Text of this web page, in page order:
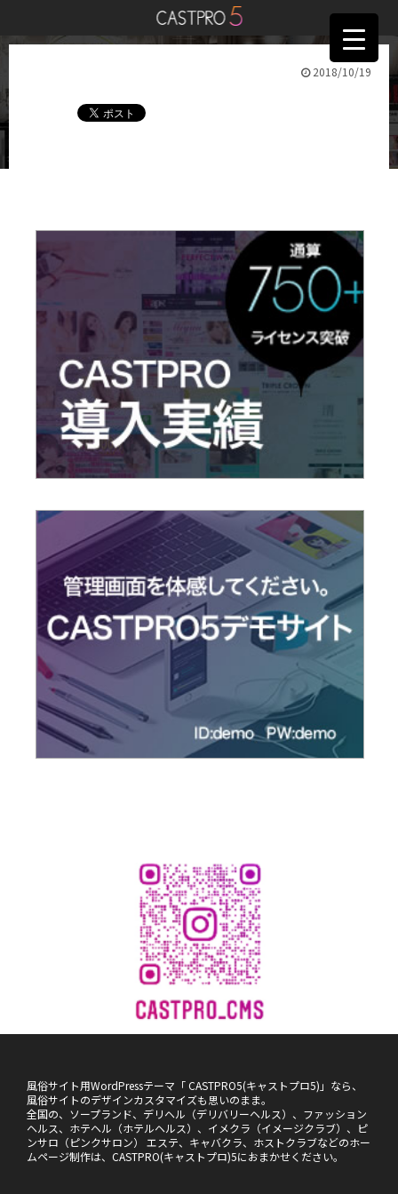
2018/10/19
風俗サイト用WordPressテーマ「 CASTPRO5(キャストプロ5)」なら、
風俗サイトのデザインカスタマイズも思いのまま。
全国の、ソープランド、デリヘル（デリバリーヘルス）、ファッション
ヘルス、ホテヘル（ホテルヘルス）、イメクラ（イメージクラブ）、ピ
ンサロ（ピンクサロン） エステ、キャバクラ、ホストクラブなどのホー
ムページ制作は、CASTPRO(キャストプロ)5におまかせください。